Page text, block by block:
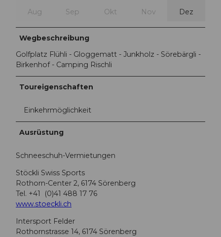
Aug Sep Okt Nov Dez
Wegbeschreibung
Golfplatz Flühli - Gloggematt - Junkholz - Sörebärgli -
Birkenhof - Camping Rischli
Toureigenschaften
Einkehrmöglichkeit
Ausrüstung
Schneeschuh-Vermietungen
Stöckli Swiss Sports
Rothorn-Center 2, 6174 Sörenberg
Tel. +41 (0)41 488 17 76
www.stoeckli.ch
Intersport Felder
Rothornstrasse 14, 6174 Sörenberg